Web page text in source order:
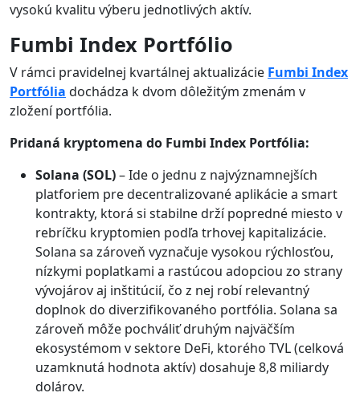
vysokú kvalitu výberu jednotlivých aktív.
Fumbi Index Portfólio
V rámci pravidelnej kvartálnej aktualizácie Fumbi Index
Portfólia dochádza k dvom dôležitým zmenám v
zložení portfólia.
Pridaná kryptomena do Fumbi Index Portfólia:
Solana (SOL)– Ide o jednu z najvýznamnejších
platforiem pre decentralizované aplikácie a smart
kontrakty, ktorá si stabilne drží popredné miesto v
rebríčku kryptomien podľa trhovej kapitalizácie.
Solana sa zároveň vyznačuje vysokou rýchlosťou,
nízkymi poplatkami a rastúcou adopciou zo strany
vývojárov aj inštitúcií, čo z nej robí relevantný
doplnok do diverzifikovaného portfólia. Solana sa
zároveň môže pochváliť druhým najväčším
ekosystémom v sektore DeFi, ktorého TVL (celková
uzamknutá hodnota aktív) dosahuje 8,8 miliardy
dolárov.